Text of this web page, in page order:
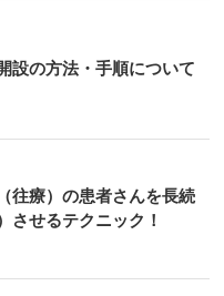
設の方法・手順について
往療）の患者さんを長続
させるテクニック！